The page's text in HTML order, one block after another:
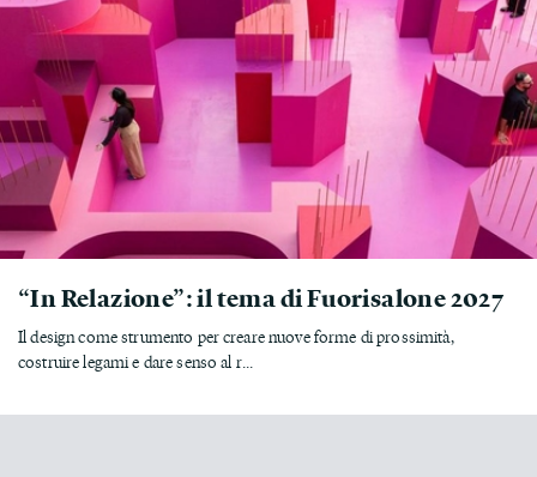
“In Relazione”: il tema di Fuorisalone 2027
Il design come strumento per creare nuove forme di prossimità,
costruire legami e dare senso al r...